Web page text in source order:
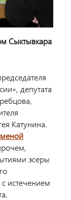
Сыктывкара
депутата
Катунина.
эсеры
истечением